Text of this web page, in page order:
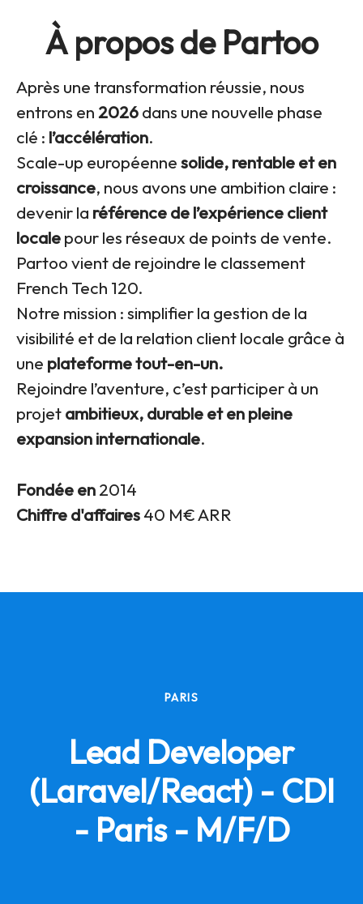
À propos de Partoo
Après une transformation réussie, nous
entrons en2026dans une nouvelle phase
clé : l’accélération.
Scale-up européennesolide, rentable et en
croissance, nous avons une ambition claire :
devenir la référence de l’expérience client
localepour les réseaux de points de vente.
Partoo vient de rejoindre le classement
French Tech 120.
Notre mission : simplifier la gestion de la
visibilité et de la relation client locale grâce à
une plateforme tout-en-un.
Rejoindre l’aventure, c’est participer à un
projetambitieux, durable et en pleine
expansion internationale.
Fondée en2014
Chiffre d'affaires40 M€ ARR
PARIS
Lead Developer
(Laravel/React) - CDI
- Paris - M/F/D